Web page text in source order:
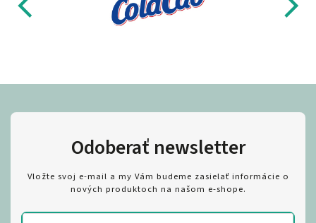
Odoberať newsletter
Vložte svoj e-mail a my Vám budeme zasielať informácie o
nových produktoch na našom e-shope.